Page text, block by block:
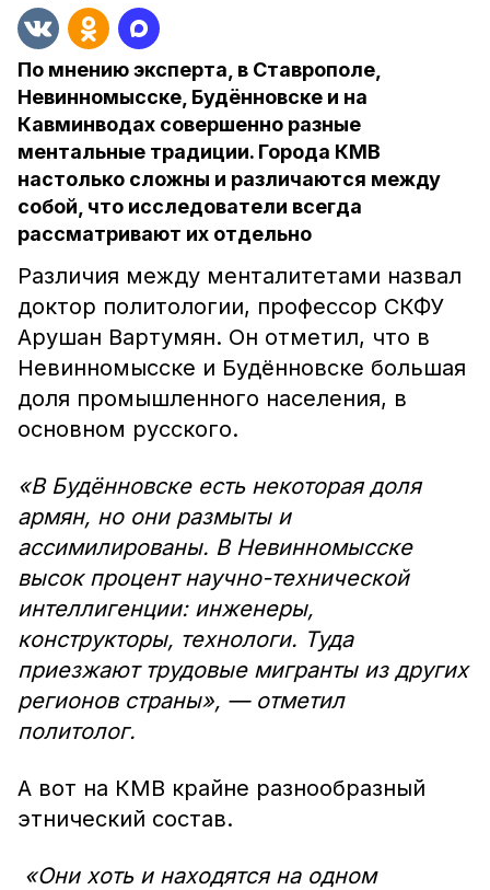
По мнению эксперта, в Ставрополе,
Невинномысске, Будённовске и на
Кавминводах совершенно разные
ментальные традиции. Города КМВ
настолько сложны и различаются между
собой, что исследователи всегда
рассматривают их отдельно
Различия между менталитетами назвал
доктор политологии, профессор СКФУ
Арушан Вартумян. Он отметил, что в
Невинномысске и Будённовске большая
доля промышленного населения, в
основном русского.
«В Будённовске есть некоторая доля
армян, но они размыты и
ассимилированы. В Невинномысске
высок процент научно-технической
интеллигенции: инженеры,
конструкторы, технологи. Туда
приезжают трудовые мигранты из других
регионов страны», — отметил
политолог.
А вот на КМВ крайне разнообразный
этнический состав.
«Они хоть и находятся на одном